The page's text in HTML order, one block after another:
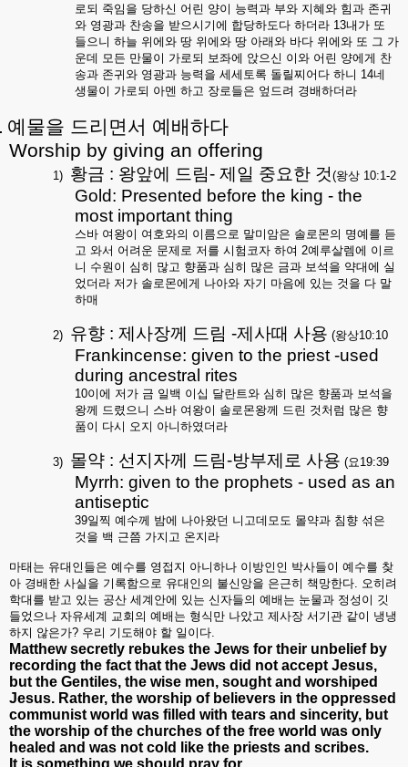
로되 죽임을 당하신 어린 양이 능력과 부와 지혜와 힘과 존귀
와 영광과 찬송을 받으시기에 합당하도다 하더라 13내가 또
들으니 하늘 위에와 땅 위에와 땅 아래와 바다 위에와 또 그 가
운데 모든 만물이 가로되 보좌에 앉으신 이와 어린 양에게 찬
송과 존귀와 영광과 능력을 세세토록 돌릴찌어다 하니 14네
생물이 가로되 아멘 하고 장로들은 엎드려 경배하더라
예물을 드리면서 예배하다
Worship by giving an offering
1) 황금 : 왕앞에 드림- 제일 중요한 것 (왕상 10:1-2
Gold: Presented before the king - the
most important thing
스바 여왕이 여호와의 이름으로 말미암은 솔로몬의 명예를 듣
고 와서 어려운 문제로 저를 시험코자 하여 2예루살렘에 이르
니 수원이 심히 많고 향품과 심히 많은 금과 보석을 약대에 실
었더라 저가 솔로몬에게 나아와 자기 마음에 있는 것을 다 말
하매
2) 유향 : 제사장께 드림 -제사때 사용 (왕상10:10
Frankincense: given to the priest -used
during ancestral rites
10이에 저가 금 일백 이십 달란트와 심히 많은 향품과 보석을
왕께 드렸으니 스바 여왕이 솔로몬왕께 드린 것처럼 많은 향
품이 다시 오지 아니하였더라
3) 몰약 : 선지자께 드림-방부제로 사용 (요19:39
Myrrh: given to the prophets - used as an
antiseptic
39일찍 예수께 밤에 나아왔던 니고데모도 몰약과 침향 섞은
것을 백 근쯤 가지고 온지라
마태는 유대인들은 예수를 영접지 아니하나 이방인인 박사들이 예수를 찾
아 경배한 사실을 기록함으로 유대인의 불신앙을 은근히 책망한다. 오히려
학대를 받고 있는 공산 세계안에 있는 신자들의 예배는 눈물과 정성이 깃
들었으나 자유세계 교회의 예배는 형식만 나았고 제사장 서기관 같이 냉냉
하지 않은가? 우리 기도해야 할 일이다.
Matthew secretly rebukes the Jews for their unbelief by
recording the fact that the Jews did not accept Jesus,
but the Gentiles, the wise men, sought and worshiped
Jesus. Rather, the worship of believers in the oppressed
communist world was filled with tears and sincerity, but
the worship of the churches of the free world was only
healed and was not cold like the priests and scribes.
It is something we should pray for.